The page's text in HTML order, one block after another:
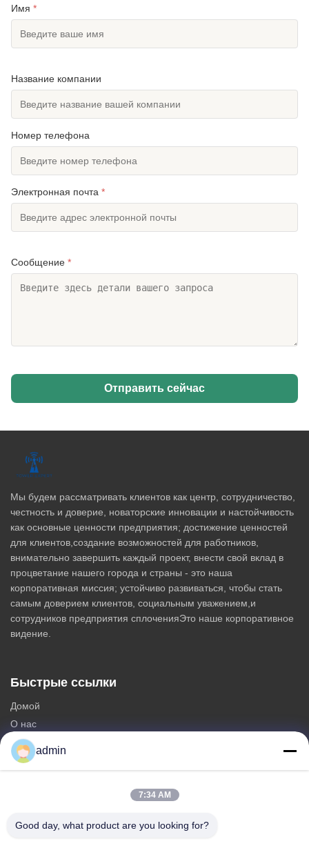
Имя *
Название компании
Номер телефона
Электронная почта *
Сообщение *
Отправить сейчас
Мы будем рассматривать клиентов как центр, сотрудничество,
честность и доверие, новаторские инновации и настойчивость
как основные ценности предприятия; достижение ценностей
для клиентов,создание возможностей для работников,
внимательно завершить каждый проект, внести свой вклад в
процветание нашего города и страны - это наша
корпоративная миссия; устойчиво развиваться, чтобы стать
самым доверием клиентов, социальным уважением,и
сотрудников предприятия сплоченияЭто наше корпоративное
видение.
Быстрые ссылки
Домой
О нас
продукты
Свяжитесь с нами
треугольная антенная башня
admin
7:34 AM
Good day, what product are you looking for?